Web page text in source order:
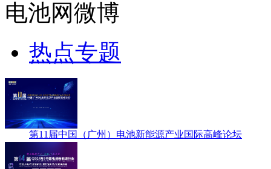
电池网微博
热点专题
第11届中国（广州）电池新能源产业国际高峰论坛